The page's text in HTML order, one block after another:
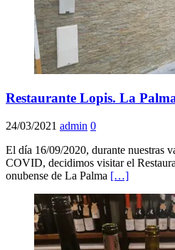
Restaurante Lopis. La
24/03/2021 admin 0
El día 16/09/2020, durante nuestras
COVID, decidimos visitar el
onubense de La Palma […]